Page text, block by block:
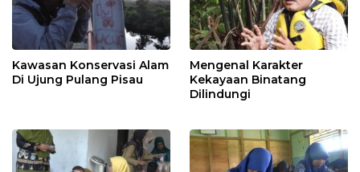
Kawasan Konservasi Alam
Di Ujung Pulang Pisau
Mengenal Karakter
Kekayaan Binatang
Dilindungi